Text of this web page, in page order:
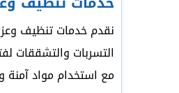
نقدم خدمات تنظيف
التسربات والتشققات
مع استخدام مواد آمنة